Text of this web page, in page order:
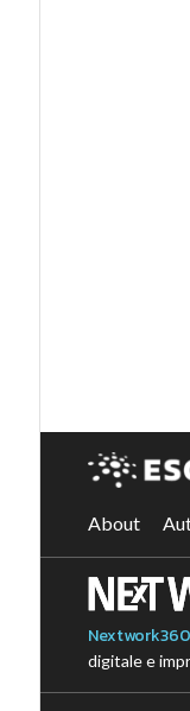
About
Nextwork360
digitale e